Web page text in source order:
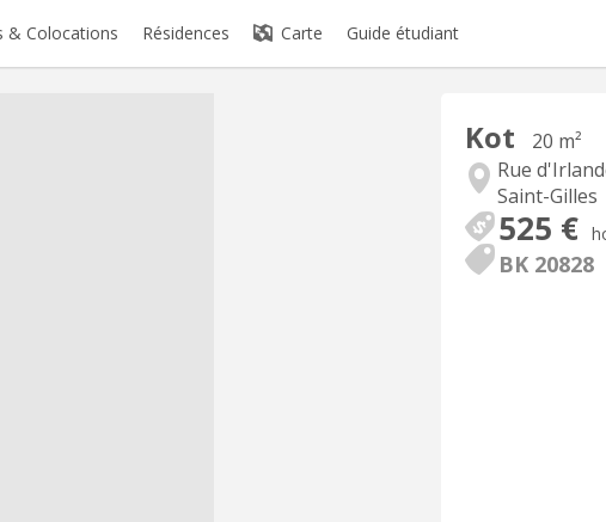
& Colocations Résidences Carte Guide étudiant
Kot
20 m²
Rue
Saint-Gilles
525 €
BK 20828